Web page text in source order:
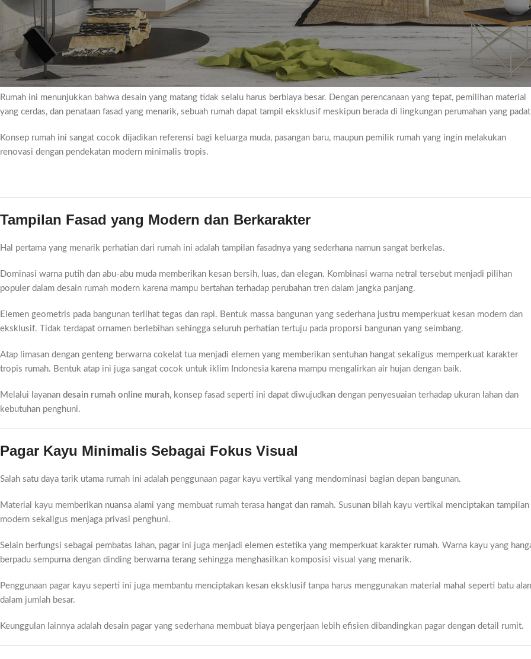
Di era digital saat ini, kebutuhan akandesain rumah online murah semakin meningkat. Banyak pemilik rumah menginginkan hunian yang
tampil modern, nyaman, dan memiliki nilai estetika tinggi tanpa harus mengeluarkan biaya desain yang mahal. Salah satu contoh inspirasi
terbaik adalah rumah modern tropis pada gambar di atas yang berhasil menggabungkan unsur kesederhanaan, kemewahan, dan
dalam satu konsep yang harmonis.
Rumah ini menunjukkan bahwa desain yang matang tidak selalu harus berbiaya besar. Dengan perencanaan yang tepat, pemilihan material
yang cerdas, dan penataan fasad yang menarik, sebuah rumah dapat tampil eksklusif meskipun berada di lingkungan perumahan yang
Konsep rumah ini sangat cocok dijadikan referensi bagi keluarga muda, pasangan baru, maupun pemilik rumah yang ingin melakukan
renovasi dengan pendekatan modern minimalis tropis.
Tampilan Fasad yang Modern dan Berkarakter
Hal pertama yang menarik perhatian dari rumah ini adalah tampilan fasadnya yang sederhana namun sangat berkelas.
Dominasi warna putih dan abu-abu muda memberikan kesan bersih, luas, dan elegan. Kombinasi warna netral tersebut menjadi pilihan
populer dalam desain rumah modern karena mampu bertahan terhadap perubahan tren dalam jangka panjang.
Elemen geometris pada bangunan terlihat tegas dan rapi. Bentuk massa bangunan yang sederhana justru memperkuat kesan modern dan
eksklusif. Tidak terdapat ornamen berlebihan sehingga seluruh perhatian tertuju pada proporsi bangunan yang seimbang.
Atap limasan dengan genteng berwarna cokelat tua menjadi elemen yang memberikan sentuhan hangat sekaligus memperkuat karakter
tropis rumah. Bentuk atap ini juga sangat cocok untuk iklim Indonesia karena mampu mengalirkan air hujan dengan baik.
Melalui layanan desain rumah online murah, konsep fasad seperti ini dapat diwujudkan dengan penyesuaian terhadap ukuran lahan dan
kebutuhan penghuni.
Pagar Kayu Minimalis Sebagai Fokus Visual
Salah satu daya tarik utama rumah ini adalah penggunaan pagar kayu vertikal yang mendominasi bagian depan bangunan.
Material kayu memberikan nuansa alami yang membuat rumah terasa hangat dan ramah. Susunan bilah kayu vertikal menciptakan tampilan
modern sekaligus menjaga privasi penghuni.
Selain berfungsi sebagai pembatas lahan, pagar ini juga menjadi elemen estetika yang memperkuat karakter rumah. Warna kayu yang
berpadu sempurna dengan dinding berwarna terang sehingga menghasilkan komposisi visual yang menarik.
Penggunaan pagar kayu seperti ini juga membantu menciptakan kesan eksklusif tanpa harus menggunakan material mahal seperti batu
dalam jumlah besar.
Keunggulan lainnya adalah desain pagar yang sederhana membuat biaya pengerjaan lebih efisien dibandingkan pagar dengan detail rumit.